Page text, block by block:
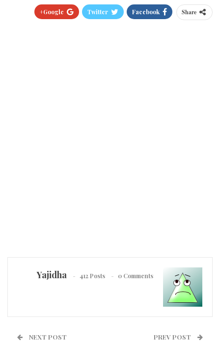
Share
Facebook
Twitter
Google+
Yajidha 412 Posts 0 Comments
NEXT POST